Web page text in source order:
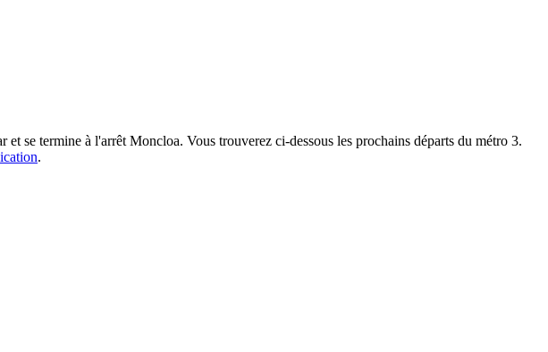
se termine à l'arrêt Moncloa. Vous trouverez ci-dessous les prochains départs du métro 3.
.